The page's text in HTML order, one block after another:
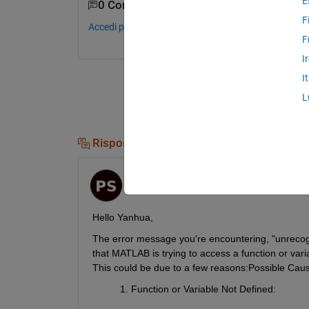
0 Commenti
Accedi per commentare.
Risposte (1)
Hello Yanhua,
The error message you're encountering,
that MATLAB is trying to access a function or
This could be due to a few reasons:Possible
Function or Variable Not Defined: